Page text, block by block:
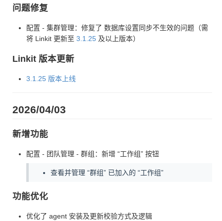
问题修复
配置 - 集群管理：修复了 数据库设置同步不生效的问题（需
将 Linkit 更新至 3.1.25 及以上版本）
Linkit 版本更新
3.1.25 版本上线
2026/04/03
新增功能
配置 - 团队管理 - 群组：新增 “工作组” 按钮
查看并管理 “群组” 已加入的 “工作组”
功能优化
优化了 agent 安装及更新校验方式及逻辑